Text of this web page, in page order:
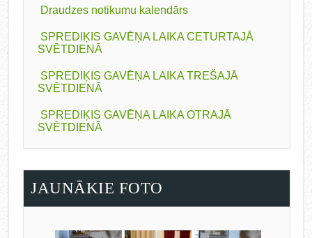
Draudzes notikumu kalendārs
SPREDIĶIS GAVĒŅA LAIKA CETURTAJĀ
SVĒTDIENĀ
SPREDIĶIS GAVĒŅA LAIKA TREŠAJĀ
SVĒTDIENĀ
SPREDIĶIS GAVĒŅA LAIKA OTRAJĀ
SVĒTDIENĀ
JAUNĀKIE FOTO